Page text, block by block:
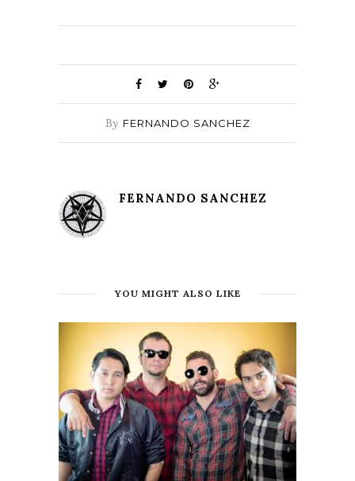
By FERNANDO SANCHEZ
FERNANDO SANCHEZ
YOU MIGHT ALSO LIKE